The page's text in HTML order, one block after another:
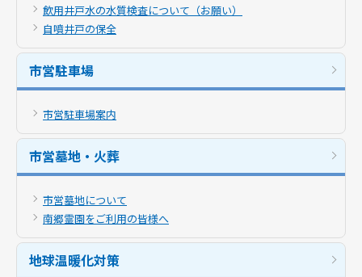
飲用井戸水の水質検査について（お願い）
自噴井戸の保全
市営駐車場
市営駐車場案内
市営墓地・火葬
市営墓地について
南郷霊園をご利用の皆様へ
地球温暖化対策